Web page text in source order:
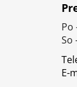
Po
So
E-